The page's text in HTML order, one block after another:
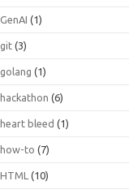
GenAI (1)
git (3)
golang (1)
hackathon (6)
heart bleed (1)
how-to (7)
HTML (10)